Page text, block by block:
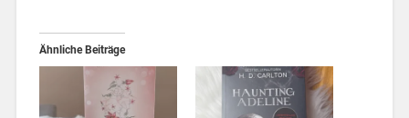
Ähnliche Beiträge